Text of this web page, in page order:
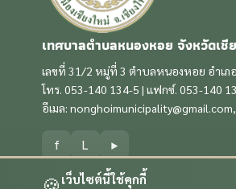
เว็บไซต์นี้ใช้คุกกี้
เทศบาลตำบลหนองหอย จังหวัดเชี
เลขที่ 31/2 หมู่ที่ 3 ตำบลหนองหอย อำเภอ
โทร. 053-140 134-5 | แฟกซ์. 053-140
อีเมล: nonghoimunicipality@gmail.com
f L ▶